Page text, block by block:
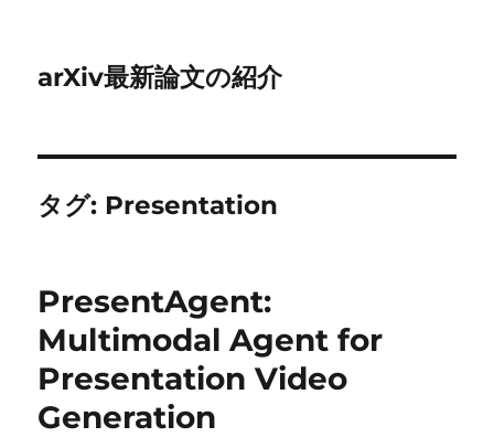
arXiv最新論文の紹介
タグ: Presentation
PresentAgent:
Multimodal Agent for
Presentation Video
Generation